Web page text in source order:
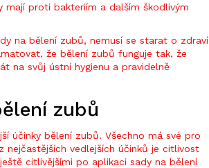
mají proti bakteriím a dalším škodlivým
na bělení zubů, nemusí se starat o zdraví
že bělení zubů funguje tak, že
na svůj ústní hygienu a pravidelně
zubů
účinky bělení zubů. Všechno má své pro
vedlejších účinků je citlivost
citlivějšími po aplikaci sady na bělení